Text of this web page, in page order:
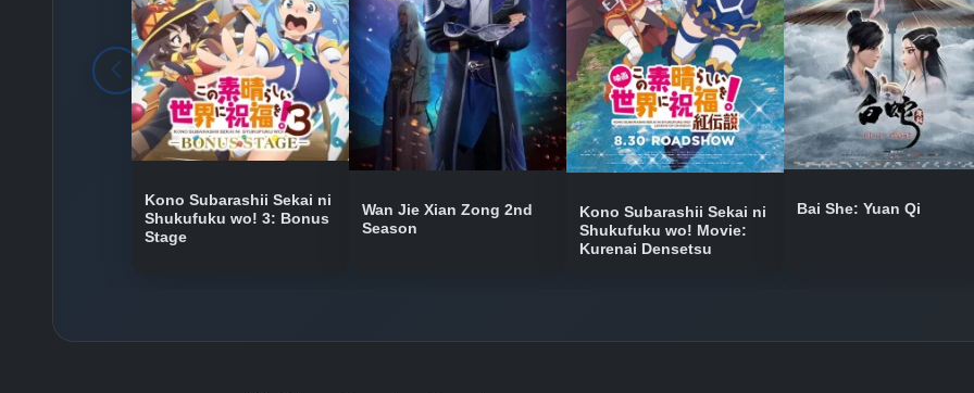
Kono Subarashii Sekai ni
Shukufuku wo! 3: Bonus
Stage
Wan Jie Xian Zong 2nd
Season
Kono Subarashii Sekai ni
Shukufuku wo! Movie:
Kurenai Densetsu
Bai She: Yuan Qi